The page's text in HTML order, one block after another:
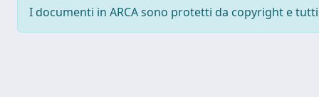
I documenti in ARCA sono protetti da copyright e